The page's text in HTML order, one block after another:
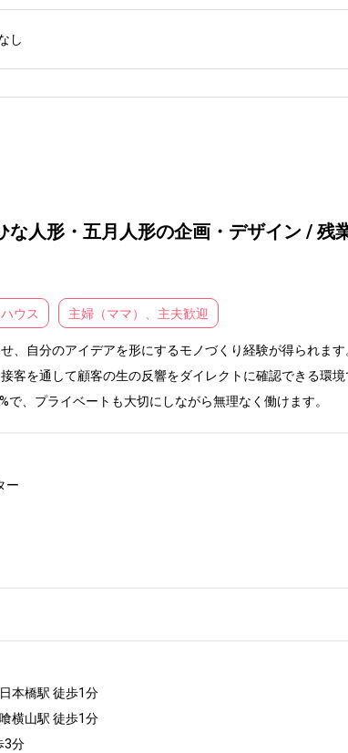
し
な人形・五月人形の企画・デザイン /
ウス 主婦（ママ）、主夫歓迎
自分のアイデアを形にするモノづくり経験が得られます
を通して顧客の生の反響をダイレクトに確認できる環境
、プライベートも大切にしながら無理なく働けます。
ー
本橋駅 徒歩1分
横山駅 徒歩1分
3分